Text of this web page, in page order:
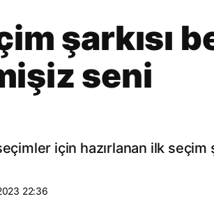
şarkısı
seni
için hazırlanan ilk seçim
22:36